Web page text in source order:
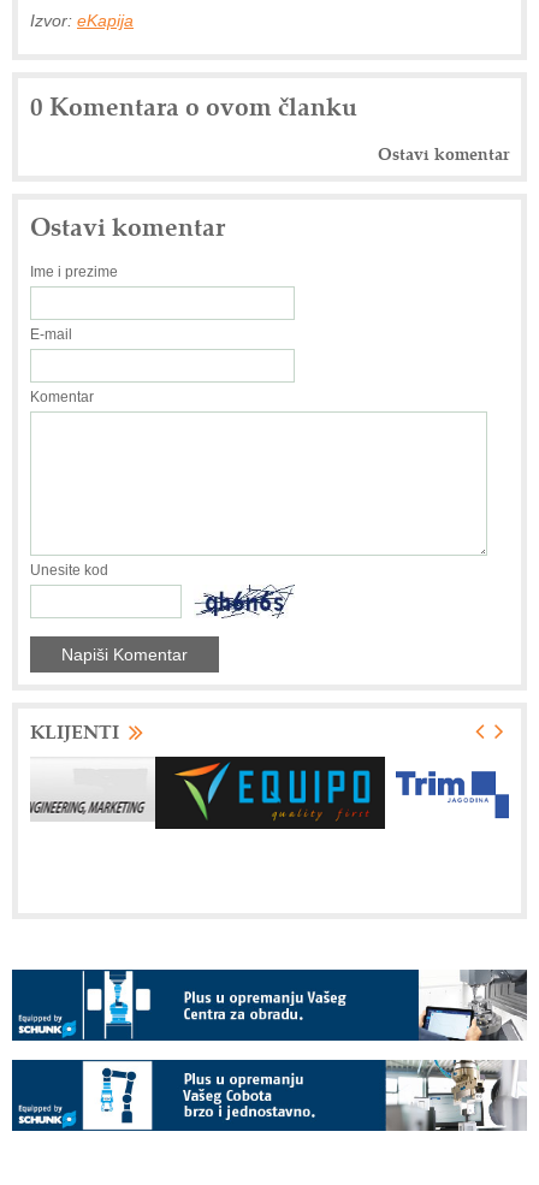
Izvor: eKapija
0 Komentara o ovom članku
Ostavi komentar
Ostavi komentar
Ime i prezime
E-mail
Komentar
Unesite kod
KLIJENTI